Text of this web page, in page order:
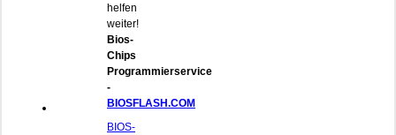
helfen
weiter!
Bios-
Chips
Programmierservice
-
BIOSFLASH.COM
BIOS-